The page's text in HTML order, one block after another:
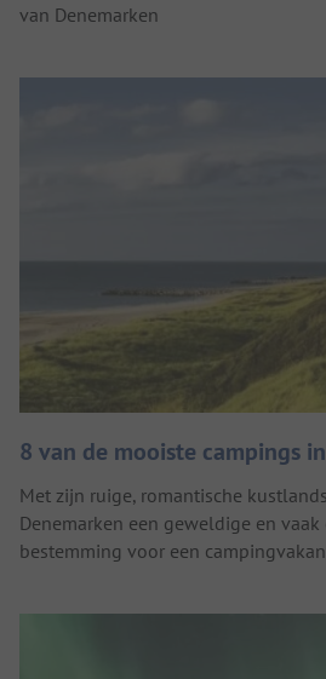
van Denemarken
8 van de mooiste campings
Met zijn ruige, romantische
Denemarken een geweldige en
bestemming voor een